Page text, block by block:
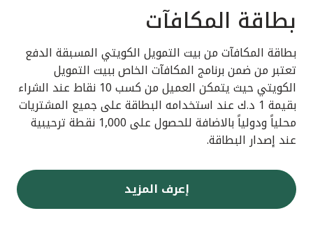
بطاقة المكافآت
بطاقة المكافآت من بيت التمويل الكويتي المسبقة الدفع
تعتبر من ضمن برنامج المكافآت الخاص ببيت التمويل
الكويتي حيث يتمكن العميل من كسب 10 نقاط عند الشراء
بقيمة 1 د.ك عند استخدامه البطاقة على جميع المشتريات
محلياً ودولياً بالاضافة للحصول على 1,000 نقطة ترحيبية
عند إصدار البطاقة.
إعرف المزيد